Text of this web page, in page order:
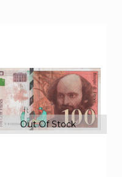
Out Of Stock